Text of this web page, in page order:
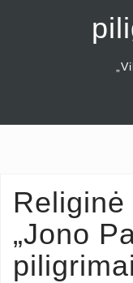
„Jono